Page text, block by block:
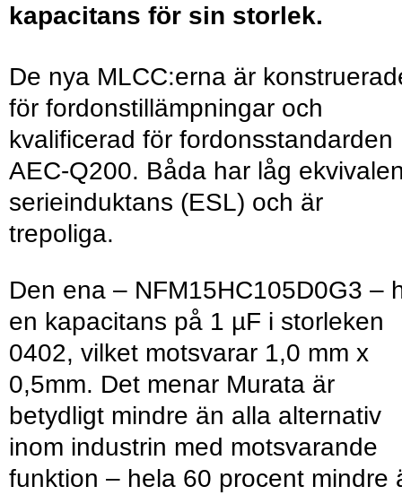
kapacitans för sin storlek.
De nya MLCC:erna är
för fordonstillämpningar och
kvalificerad för fordonsstandarden
AEC-Q200. Båda har låg
serieinduktans (ESL) och är
trepoliga.
Den ena – NFM15HC105D0G3 –
en kapacitans på 1 µF i storleken
0402, vilket motsvarar 1,0 mm x
0,5mm. Det menar Murata är
betydligt mindre än alla alternativ
inom industrin med motsvarande
funktion – hela 60 procent mindre